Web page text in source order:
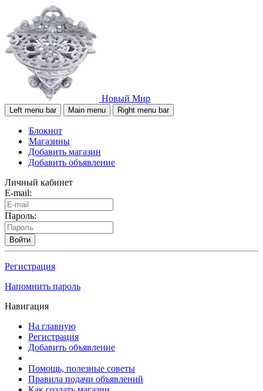
Новый Мир
Left menu bar Main menu Right menu bar
Блокнот
Магазины
Добавить магазин
Добавить объявление
Личный кабинет
E-mail:
Пароль:
Войти
Регистрация
Напомнить пароль
Навигация
На главную
Регистрация
Добавить объявление
Помощь, полезные советы
Правила подачи объявлений